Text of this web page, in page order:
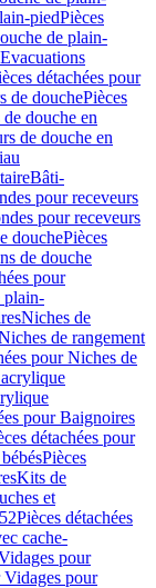
piedPièces
de plain-
détachées pour
de douchePièces
douche en
de douche en
Bâti-
pour receveurs
pour receveurs
douchePièces
de douche
pour
plain-
Niches de
de rangement
pour Niches de
pour Baignoires
détachées pour
Pièces
Kits de
et
Pièces détachées
cache-
pour
Vidages pour